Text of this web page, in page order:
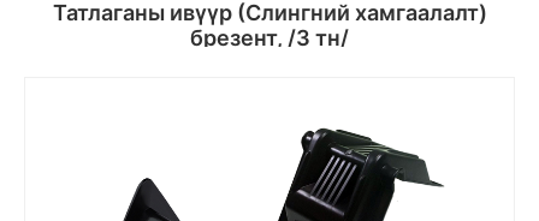
Татлаганы ивүүр (Слингний хамгаалалт)
брезент, /3 тн/
Сагсанд хийх